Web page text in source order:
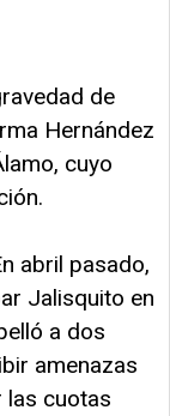
de
Hernández
cuyo
abril pasado,
Jalisquito en
a dos
amenazas
las cuotas